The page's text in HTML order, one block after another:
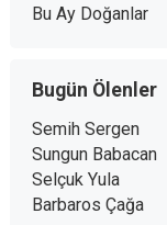
Bu Ay Doğanlar
Bugün Ölenler
Semih Sergen
Sungun Babacan
Selçuk Yula
Barbaros Çağa